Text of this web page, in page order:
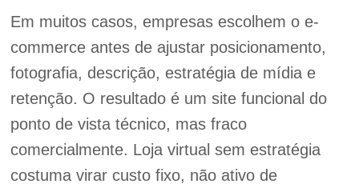
Em muitos casos, empresas escolhem o e-
commerce antes de ajustar posicionamento,
fotografia, descrição, estratégia de mídia e
retenção. O resultado é um site funcional do
ponto de vista técnico, mas fraco
comercialmente. Loja virtual sem estratégia
costuma virar custo fixo, não ativo de